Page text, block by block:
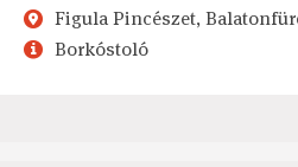
Figula Pincészet,
Borkóstoló